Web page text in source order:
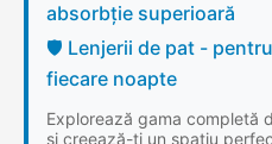
absorbție superioară
🛡️ Lenjerii de pat -
fiecare noapte
Explorează gama completă
și creează-ți un spațiu